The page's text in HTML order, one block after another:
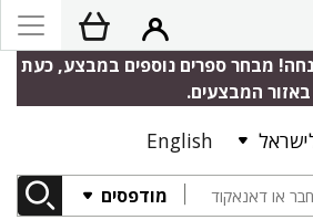
מבחר ספרים נוספים במבצע, כעת
באזור המבצעים.
English
מודפסים